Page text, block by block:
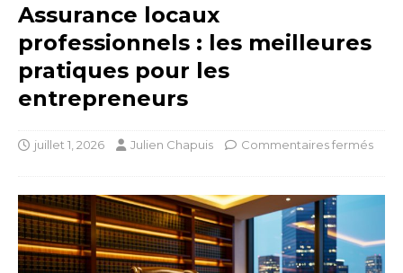
Assurance locaux
professionnels : les meilleures
pratiques pour les
entrepreneurs
juillet 1, 2026 Julien Chapuis Commentaires fermés